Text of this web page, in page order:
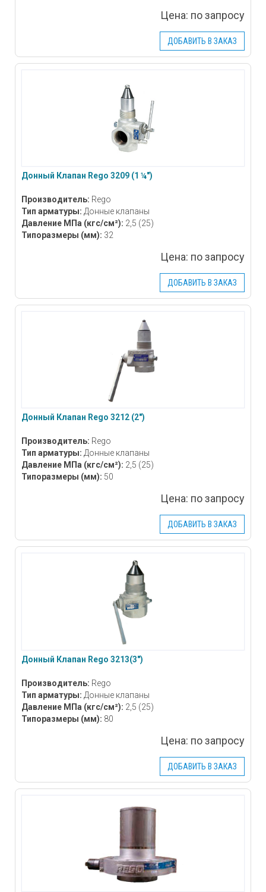
Цена: по запросу
ДОБАВИТЬ В ЗАКАЗ
Донный Клапан Rego 3209 (1 ¼″)
Производитель: Rego
Тип арматуры: Донные клапаны
Давление МПа (кгс/см²): 2,5 (25)
Типоразмеры (мм): 32
Цена: по запросу
ДОБАВИТЬ В ЗАКАЗ
Донный Клапан Rego 3212 (2″)
Производитель: Rego
Тип арматуры: Донные клапаны
Давление МПа (кгс/см²): 2,5 (25)
Типоразмеры (мм): 50
Цена: по запросу
ДОБАВИТЬ В ЗАКАЗ
Донный Клапан Rego 3213(3″)
Производитель: Rego
Тип арматуры: Донные клапаны
Давление МПа (кгс/см²): 2,5 (25)
Типоразмеры (мм): 80
Цена: по запросу
ДОБАВИТЬ В ЗАКАЗ